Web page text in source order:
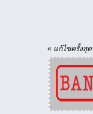
« แก้ไขครั้งสุ